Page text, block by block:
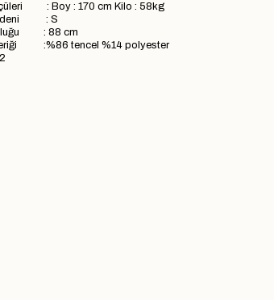
: Boy : 170 cm Kilo : 58kg
: S
: 88 cm
:%86 tencel %14 polyester